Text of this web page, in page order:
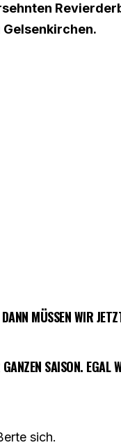
Gelsenkirchen.
MÜSSEN WIR
SAISON. EGAL
sich.